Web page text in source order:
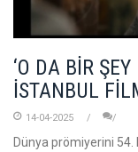
‘O DA BİR
İSTANBUL
14-04-2025
Dünya prömiyerini 54.